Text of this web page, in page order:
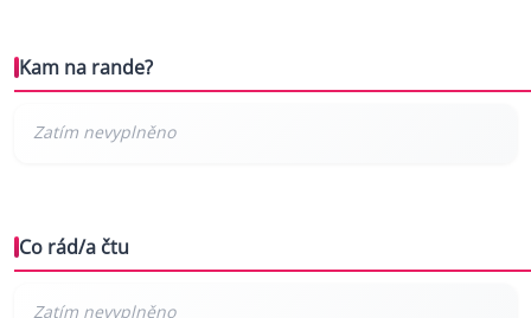
Kam na rande?
Co rád/a čtu